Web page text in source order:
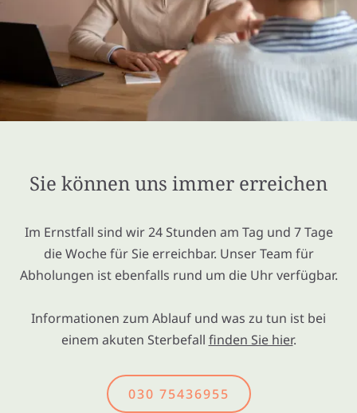
Sie können uns immer erreichen
Im Ernstfall sind wir 24 Stunden am Tag und 7 Tage
die Woche für Sie erreichbar. Unser Team für
Abholungen ist ebenfalls rund um die Uhr verfügbar.
Informationen zum Ablauf und was zu tun ist bei
einem akuten Sterbefall finden Sie hier.
030 75436955